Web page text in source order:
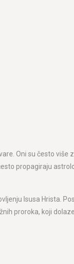
Oni su često
propagiraju
Isusa Hrista.
proroka, koji